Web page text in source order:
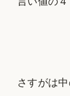
さすがは中